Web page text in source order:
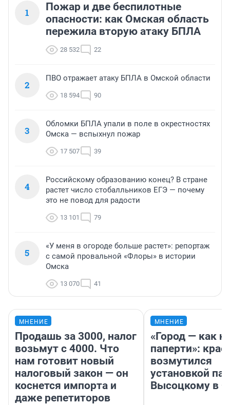
1
Пожар и две беспилотные
опасности: как Омская область
пережила вторую атаку БПЛА
28 532 22
2
ПВО отражает атаку БПЛА в Омской области
18 594 90
3
Обломки БПЛА упали в поле в окрестностях
Омска — вспыхнул пожар
17 507 39
4
Российскому образованию конец? В стране
растет число стобалльников ЕГЭ — почему
это не повод для радости
13 101 79
5
«У меня в огороде больше растет»: репортаж
с самой провальной «Флоры» в истории
Омска
13 070 41
МНЕНИЕ
Продашь за 3000, налог
возьмут с 4000. Что
нам готовит новый
налоговый закон — он
коснется импорта и
даже репетиторов
МНЕНИЕ
«Город — как
паперти»:
возмутился
установкой
Высоцкому в